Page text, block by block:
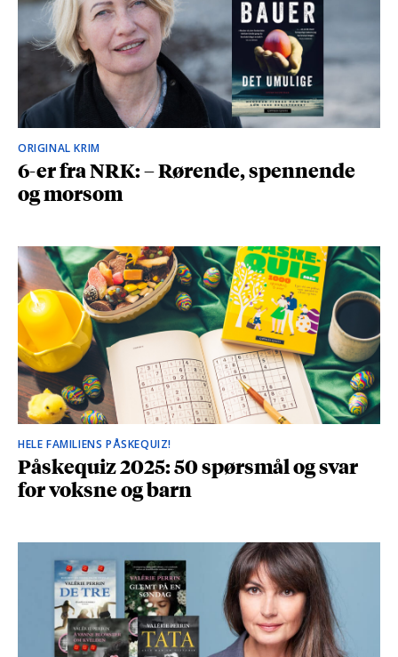
ORIGINAL KRIM
6-er fra NRK: – Rørende, spennende
og morsom
HELE FAMILIENS PÅSKEQUIZ!
Påskequiz 2025: 50 spørsmål og svar
for voksne og barn